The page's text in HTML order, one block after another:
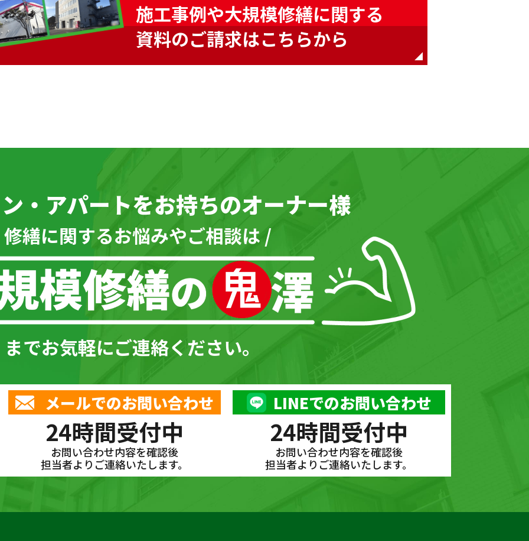
施工事例や大規模修繕に関する
資料のご請求はこちらから
・アパートをお持ちのオーナー様
繕に関するお悩みやご相談は /
までお気軽にご連絡ください。
メールでのお問い合わせ
24時間受付中
お問い合わせ内容を確認後
担当者よりご連絡いたします。
LINEでのお問い合わせ
24時間受付中
お問い合わせ内容を確認後
担当者よりご連絡いたします。